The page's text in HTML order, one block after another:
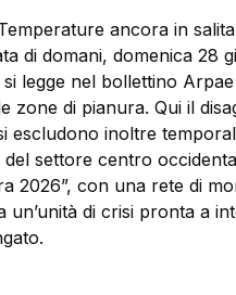
ancora in
di domani, domenica 28
si legge nel bollettino
zone di pianura. Qui il
escludono inoltre
del settore centro
2026”, con una rete di
un’unità di crisi pronta a